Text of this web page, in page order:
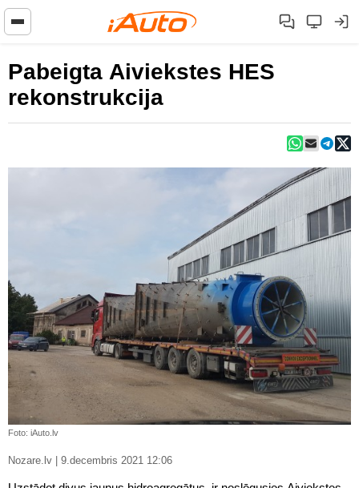
Pabeigta Aiviekstes HES
rekonstrukcija
Foto: iAuto.lv
Nozare.lv | 9.decembris 2021 12:06